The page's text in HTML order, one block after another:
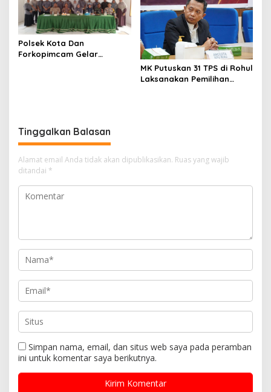
Polsek Kota Dan
Forkopimcam Gelar
MK Putuskan 31 TPS di Rohul
Laksanakan Pemilihan
Tinggalkan Balasan
Alamat email Anda tidak akan dipublikasikan. Ruas yang wajib
ditandai *
Simpan nama, email, dan situs web saya pada peramban
ini untuk komentar saya berikutnya.